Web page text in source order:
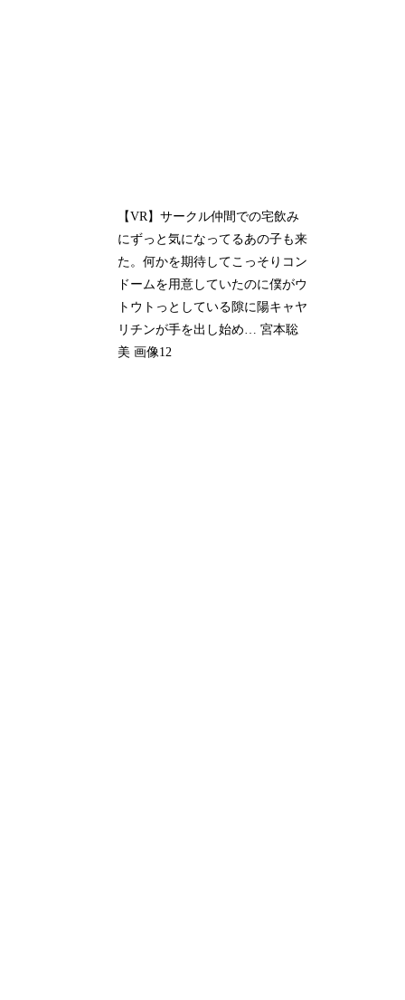
【VR】サークル仲間での宅飲み
にずっと気になってるあの子も来
た。何かを期待してこっそりコン
ドームを用意していたのに僕がウ
トウトっとしている隙に陽キャヤ
リチンが手を出し始め… 宮本聡
美 画像12